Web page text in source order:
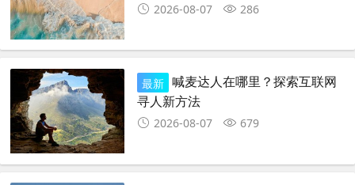
2026-08-07 286
最新 喊麦达人在哪里？探索互联网
寻人新方法
2026-08-07 679